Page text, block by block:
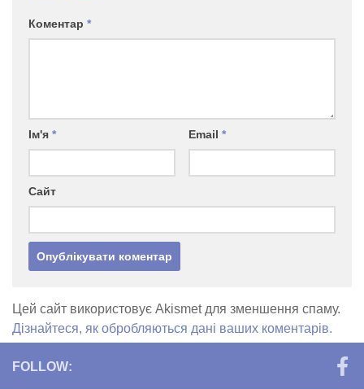
Коментар *
Ім'я * Email *
Сайт
Цей сайт використовує Akismet для зменшення спаму.
Дізнайтеся, як обробляються дані ваших коментарів.
FOLLOW: